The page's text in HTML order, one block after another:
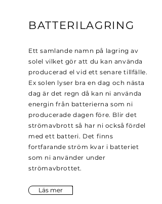
BATTERILAGRING
Ett samlande namn på lagring av
solel vilket gör att du kan använda
producerad el vid ett senare tillfälle.
Ex solen lyser bra en dag och nästa
dag är det regn då kan ni använda
energin från batterierna som ni
producerade dagen före. Blir det
strömavbrott så har ni också fördel
med ett batteri. Det finns
fortfarande ström kvar i batteriet
som ni använder under
strömavbrottet.
Läs mer